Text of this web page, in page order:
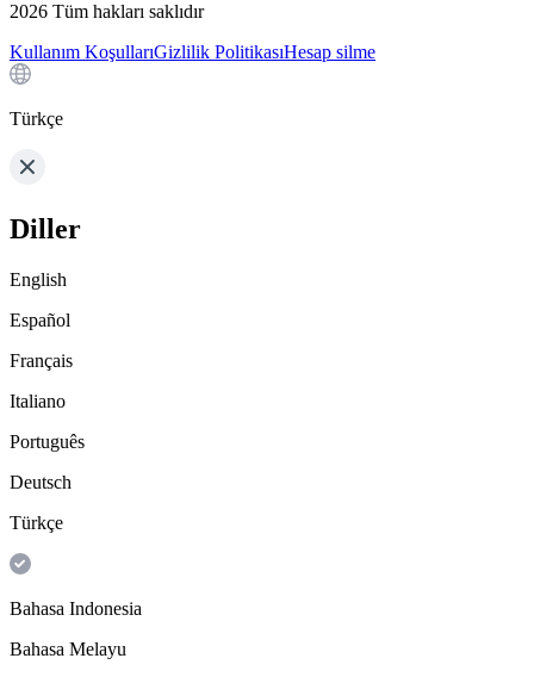
2026 Tüm hakları saklıdır
Kullanım KoşullarıGizlilik PolitikasıHesap silme
Türkçe
Diller
English
Español
Français
Italiano
Português
Deutsch
Türkçe
Bahasa Indonesia
Bahasa Melayu